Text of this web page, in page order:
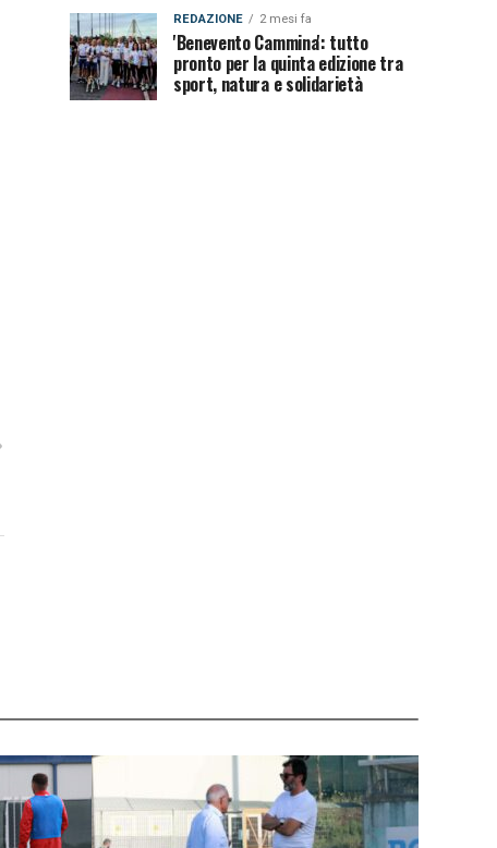
REDAZIONE 2 mesi fa
'Benevento Cammina': tutto
pronto per la quinta edizione tra
sport, natura e solidarietà